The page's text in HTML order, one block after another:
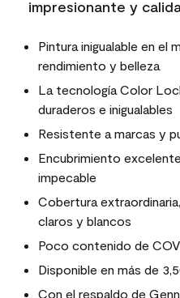
impresionante y
Pintura inigualable en el
rendimiento y belleza
La tecnología Color
duraderos e inigualables
Resistente a marcas y
Encubrimiento
impecable
Cobertura
claros y blancos
Poco contenido de COV
Disponible en más de
Con el respaldo de